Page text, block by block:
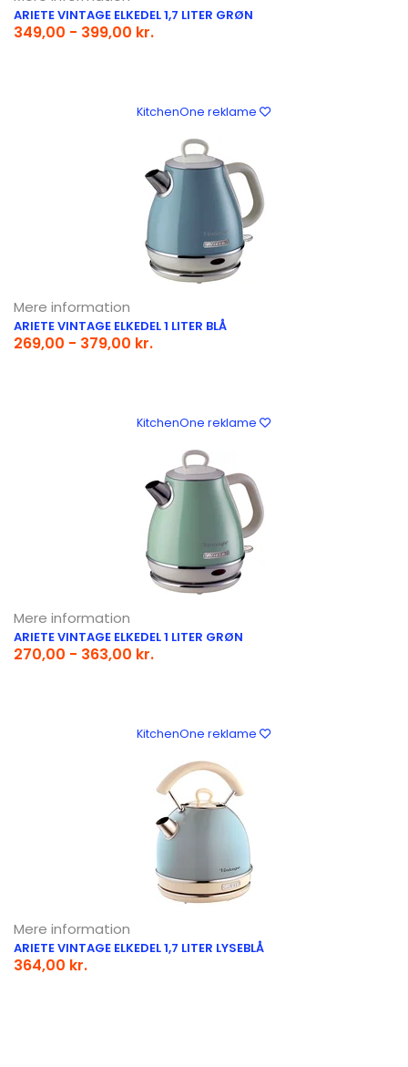
ARIETE VINTAGE ELKEDEL 1,7 LITER GRØN
349,00 - 399,00 kr.
KitchenOne reklame
Mere information
ARIETE VINTAGE ELKEDEL 1 LITER BLÅ
269,00 - 379,00 kr.
KitchenOne reklame
Mere information
ARIETE VINTAGE ELKEDEL 1 LITER GRØN
270,00 - 363,00 kr.
KitchenOne reklame
Mere information
ARIETE VINTAGE ELKEDEL 1,7 LITER LYSEBLÅ
364,00 kr.